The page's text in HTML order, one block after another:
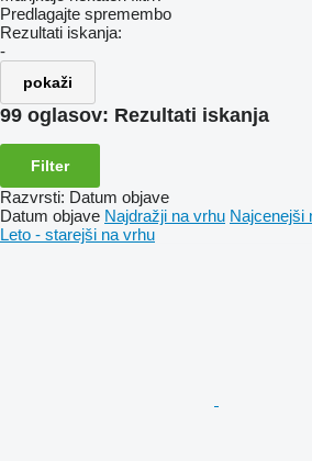
Predlagajte spremembo
Rezultati iskanja:
-
pokaži
99 oglasov: Rezultati iskanja
Filter
Razvrsti: Datum objave
Datum objave Najdražji na vrhu Najcenejši
Leto - starejši na vrhu